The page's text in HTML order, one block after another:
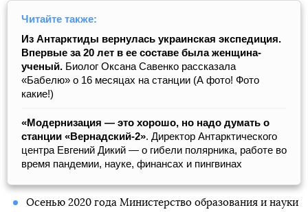
Читайте также:
Из Антарктиды вернулась украинская экспедиция.
Впервые за 20 лет в ее составе была женщина-
ученый. Биолог Оксана Савенко рассказала
«Бабелю» о 16 месяцах на станции (А фото! Фото
какие!)
«Модернизация — это хорошо, но надо думать о
станции «Вернадский-2». Директор Антарктического
центра Евгений Дикий — о гибели полярника, работе во
время пандемии, науке, финансах и пингвинах
Осенью 2020 года Министерство образования и науки